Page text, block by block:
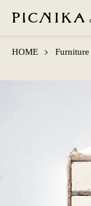
HOME Furniture